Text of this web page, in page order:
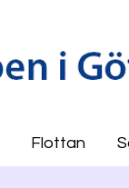
Flottan